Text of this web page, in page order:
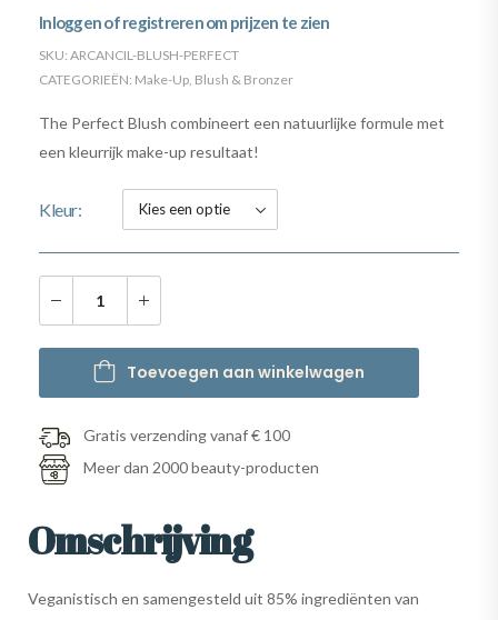
Inloggen of registreren om prijzen te zien
SKU: ARCANCIL-BLUSH-PERFECT
CATEGORIEËN: Make-Up Blush & Bronzer
The Perfect Blush combineert een natuurlijke formule met
een kleurrijk make-up resultaat!
Kleur
Toevoegen aan winkelwagen
Gratis verzending vanaf € 100
Meer dan 2000 beauty-producten
Omschrijving
Veganistisch en samengesteld uit 85% ingrediënten van